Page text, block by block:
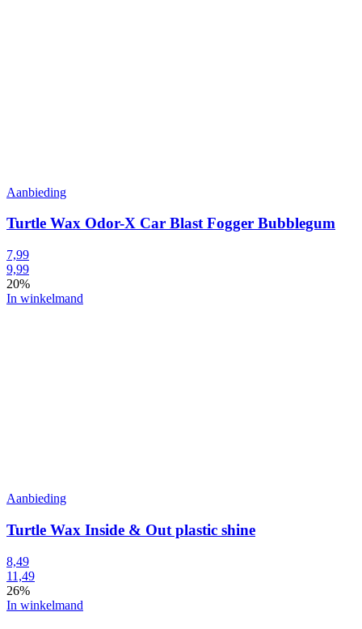
Aanbieding
Turtle Wax Odor-X Car Blast Fogger Bubblegum
7,99
9,99
20%
In winkelmand
Aanbieding
Turtle Wax Inside & Out plastic shine
8,49
11,49
26%
In winkelmand